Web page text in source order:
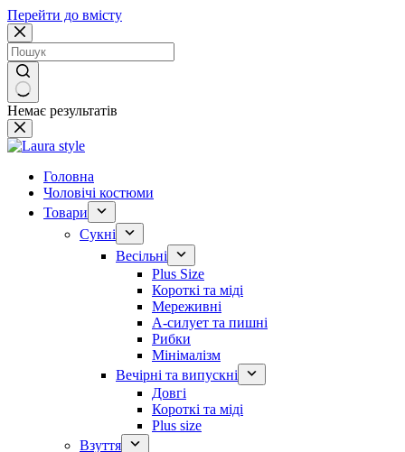
Перейти до вмісту
Немає результатів
Головна
Чоловічі костюми
Товари
Сукні
Весільні
Plus Size
Короткі та міді
Мереживні
А-силует та пишні
Рибки
Мінімалізм
Вечірні та випускні
Довгі
Короткі та міді
Plus size
Взуття